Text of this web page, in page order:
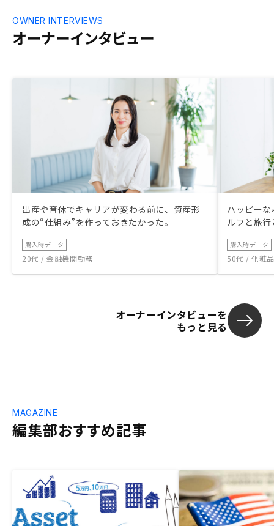
オーナーインタビュー
OWNER INTERVIEWS
出産や育休でキャリアが変わる前に、資産形
成の“仕組み”を作っておきたかった。
購入時データ
20代 / 金融機関勤務
ハッピー
ルフと旅
購入時データ
50代 / 化粧
オーナーインタビューを
もっと見る
編集部おすすめ記事
MAGAZINE